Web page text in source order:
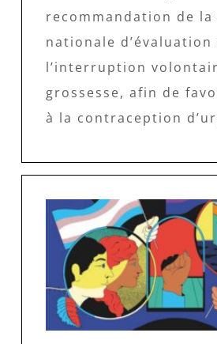
recommandation de la
nationale
l’interruption
grossesse, afin de
à la contraception